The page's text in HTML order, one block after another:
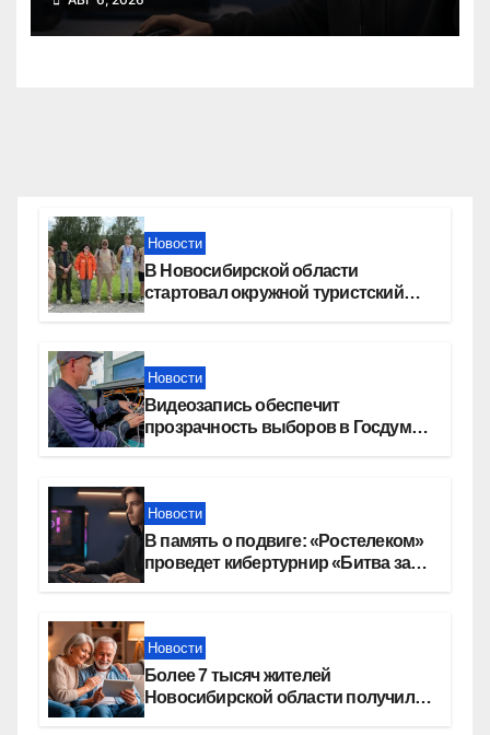
Москву»
Новости
В Новосибирской области
стартовал окружной туристский
Новости
Видеозапись обеспечит
прозрачность выборов в Госдуму
Новости
В память о подвиге: «Ростелеком»
проведет кибертурнир «Битва за
Новости
Более 7 тысяч жителей
Новосибирской области получили